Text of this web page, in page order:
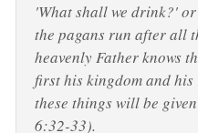
'What shall we drink?'
the pagans run after all
heavenly Father knows
first his kingdom and
these things will be
6:32-33).